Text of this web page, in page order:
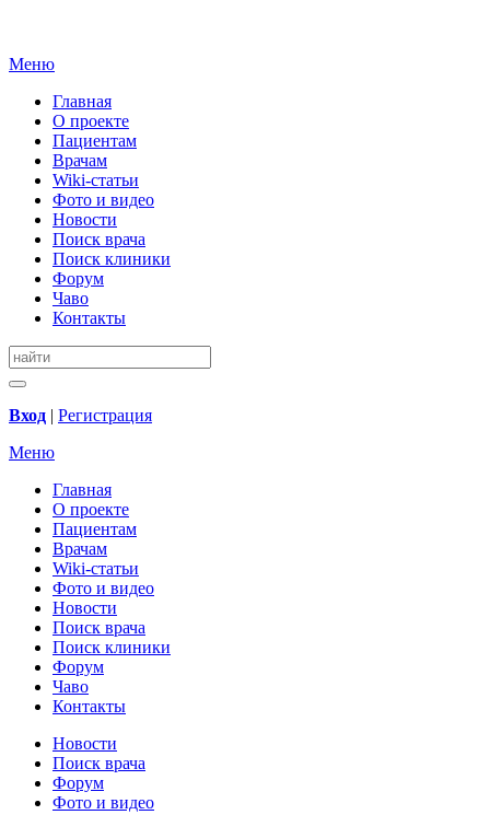
Меню
Главная
О проекте
Пациентам
Врачам
Wiki-статьи
Фото и видео
Новости
Поиск врача
Поиск клиники
Форум
Чаво
Контакты
Вход | Регистрация
Меню
Главная
О проекте
Пациентам
Врачам
Wiki-статьи
Фото и видео
Новости
Поиск врача
Поиск клиники
Форум
Чаво
Контакты
Новости
Поиск врача
Форум
Фото и видео